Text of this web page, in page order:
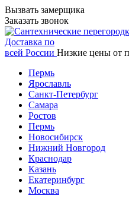
Вызвать замерщика
Заказать звонок
Доставка по
всей России Низкие цены от
Пермь
Ярославль
Санкт-Петербург
Самара
Ростов
Пермь
Новосибирск
Нижний Новгород
Краснодар
Казань
Екатеринбург
Москва